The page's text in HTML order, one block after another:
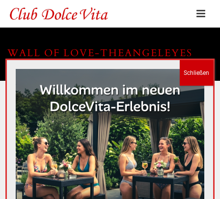
WALL OF LOVE-THEANGELEYES
WALL OF LOVE-
THEANGELEYES
PostedIn
0